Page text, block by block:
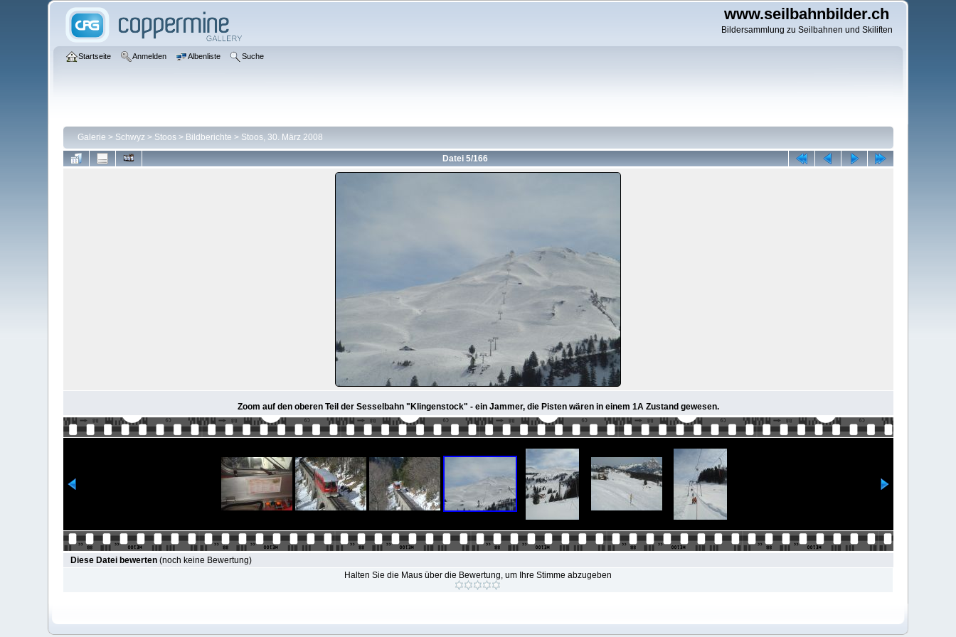
www.seilbahnbilder.ch
Bildersammlung zu Seilbahnen und Skiliften
Startseite Anmelden Albenliste Suche
Galerie > Schwyz> Stoos> Bildberichte > Stoos, 30. März 2008
Datei 5/166
Zoom auf den oberen Teil der Sesselbahn "Klingenstock" - ein Jammer, die Pisten wären in einem 1A Zustand gewesen.
Diese Datei bewerten(noch keine Bewertung)
Halten Sie die Maus über die Bewertung, um Ihre Stimme abzugeben